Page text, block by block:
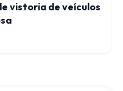
vistoria de veículos